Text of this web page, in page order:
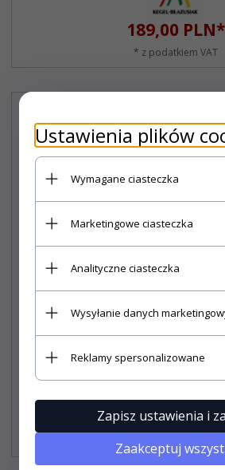
189,00 PLN*
* z podatkiem VAT
Sandał roboczy Kneiter
132,00PLN*
* z podatkiem VAT
Ustawienia plików
Wymagane ciasteczka
Marketingowe ciasteczka
Analityczne ciasteczka
Wysyłanie danych
Reklamy spersonalizowane
Zapisz ustawienia i
Zaakceptuj